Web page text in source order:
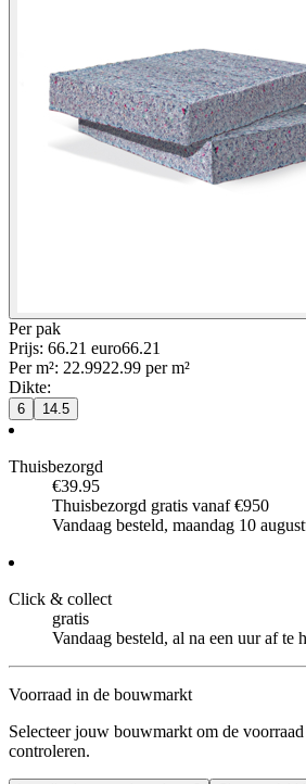
Per pak
Prijs: 66.21 euro66.21
Per m²: 22.9922.99 per m²
Dikte:
6 14.5
Thuisbezorgd
€39.95
Thuisbezorgd gratis vanaf €950
Vandaag besteld, maandag 10
Click & collect
gratis
Vandaag besteld, al na een uur af
Voorraad in de bouwmarkt
Selecteer jouw bouwmarkt om de
controleren.